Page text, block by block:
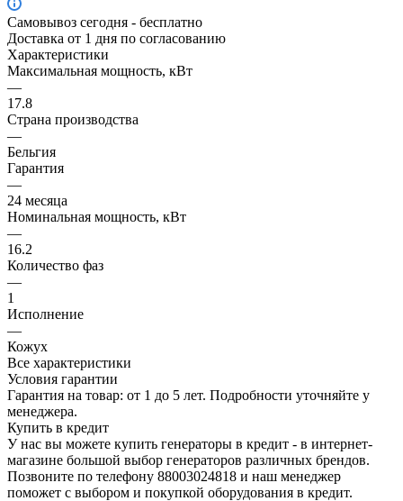
Самовывоз сегодня - бесплатно
Доставка от 1 дня по согласованию
Характеристики
Максимальная мощность, кВт
—
17.8
Страна производства
—
Бельгия
Гарантия
—
24 месяца
Номинальная мощность, кВт
—
16.2
Количество фаз
—
1
Исполнение
—
Кожух
Все характеристики
Условия гарантии
Гарантия на товар: от 1 до 5 лет. Подробности уточняйте у
менеджера.
Купить в кредит
У нас вы можете купить генераторы в кредит - в интернет-
магазине большой выбор генераторов различных брендов.
Позвоните по телефону 88003024818 и наш менеджер
поможет с выбором и покупкой оборудования в кредит.